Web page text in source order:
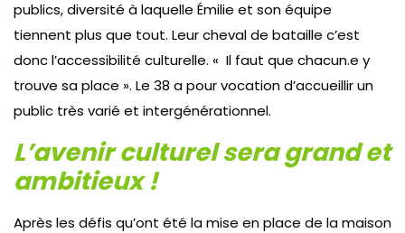
publics, diversité à laquelle Émilie et son équipe
tiennent plus que tout. Leur cheval de bataille c’est
donc l’accessibilité culturelle. « Il faut que chacun.e y
trouve sa place ». Le 38 a pour vocation d’accueillir un
public très varié et intergénérationnel.
L’avenir culturel sera grand et
ambitieux !
Après les défis qu’ont été la mise en place de la maison